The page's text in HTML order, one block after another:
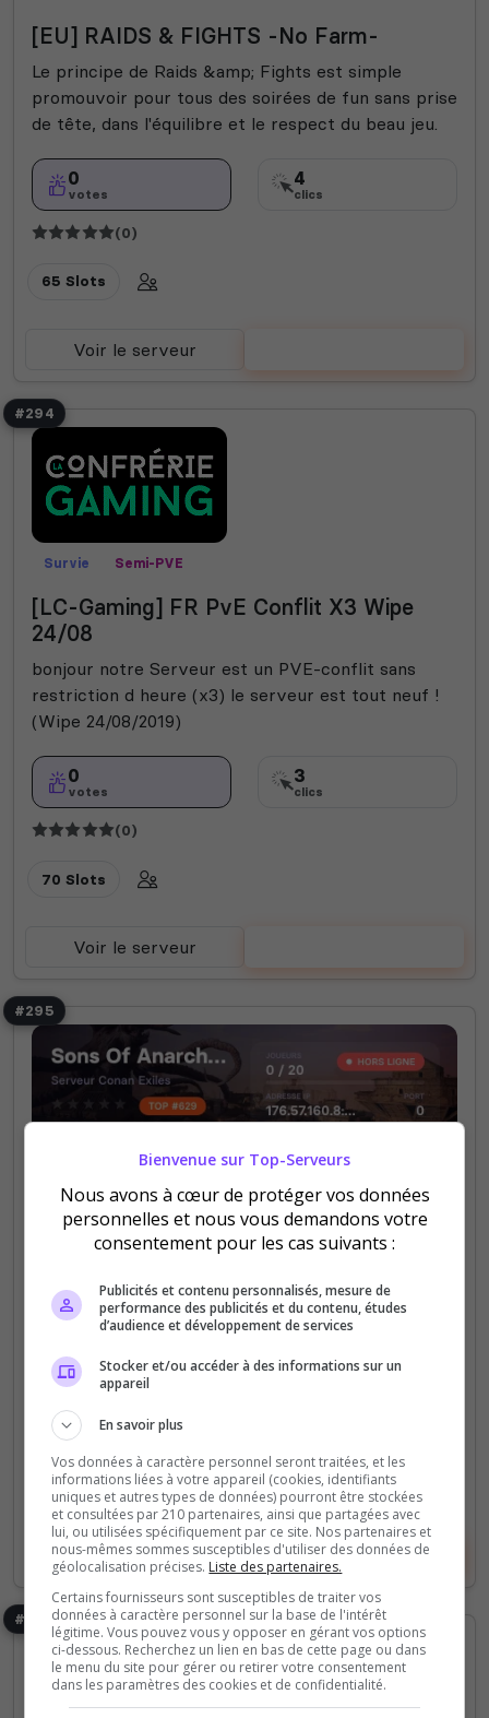
[EU] RAIDS & FIGHTS -No Farm-
Le principe de Raids &amp; Fights est simple
promouvoir pour tous des soirées de fun sans prise
de tête, dans l'équilibre et le respect du beau jeu.
0
votes
4
clics
(0)
65 Slots
Voir le serveur
#294
Survie Semi-PVE
[LC-Gaming] FR PvE Conflit X3 Wipe
24/08
bonjour notre Serveur est un PVE-conflit sans
restriction d heure (x3) le serveur est tout neuf !
(Wipe 24/08/2019)
0
votes
3
clics
(0)
70 Slots
Voir le serveur
#295
Sons Of Anarchist [FR] (Ps4)
Bonjour je vous présente notre tout nouveau
Purges et des raids programmé entre 14h et 22h les
Weekend et de 18h et 23h la semaines à très vite
0
20 Slots
Voir le serveur Voter
#296
Bienvenue sur Top-Serveurs
Nous avons à cœur de protéger vos données
personnelles et nous vous demandons votre
consentement pour les cas suivants :
Publicités et contenu personnalisés, mesure de
performance des publicités et du contenu, études
d’audience et développement de services
Stocker et/ou accéder à des informations sur un
appareil
En savoir plus
Vos données à caractère personnel seront traitées, et les
informations liées à votre appareil (cookies, identifiants
uniques et autres types de données) pourront être stockées
et consultées par 210 partenaires, ainsi que partagées avec
lui, ou utilisées spécifiquement par ce site. Nos partenaires et
nous-mêmes sommes susceptibles d'utiliser des données de
géolocalisation précises. Liste des partenaires.
Certains fournisseurs sont susceptibles de traiter vos
données à caractère personnel sur la base de l'intérêt
légitime. Vous pouvez vous y opposer en gérant vos options
ci-dessous. Recherchez un lien en bas de cette page ou dans
le menu du site pour gérer ou retirer votre consentement
dans les paramètres des cookies et de confidentialité.